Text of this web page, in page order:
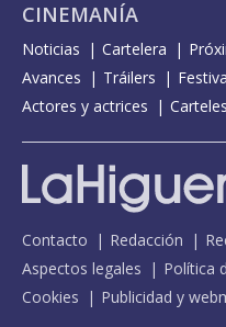
CINEMANÍA
Noticias Cartelera
Avances
Tráilers
Actores y actrices
Carteles
Contacto Redacción
Aspectos legales
Política
Cookies
Publicidad y